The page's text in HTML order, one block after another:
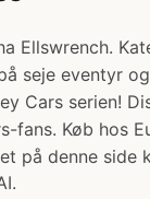
Ellswrench.
seje eventyr
Cars serien!
fans. Køb hos
på denne side